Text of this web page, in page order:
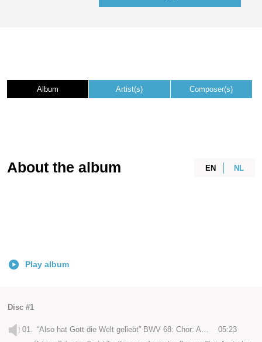
Album Artist(s) Composer(s)
EN NL
About the album
Play album
Disc #1
01. “Also hat Gott die Welt geliebt” BWV 68: Chor: Also hat Gott die Welt geliebt 05:23